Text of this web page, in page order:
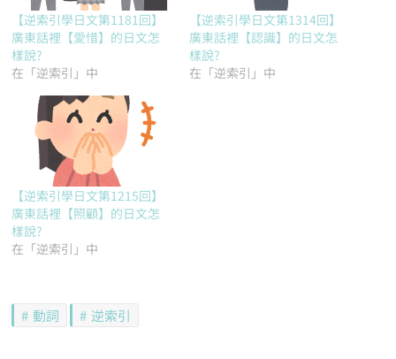
【逆索引學日文第1181回】
廣東話裡【愛惜】的日文怎
樣說?
在「逆索引」中
【逆索引學日文第1314回】
廣東話裡【認識】的日文怎
樣說?
在「逆索引」中
【逆索引學日文第1215回】
廣東話裡【照顧】的日文怎
樣說?
在「逆索引」中
動詞 逆索引